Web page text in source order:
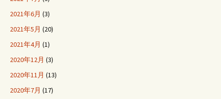
2021年6月 (3)
2021年5月 (20)
2021年4月 (1)
2020年12月 (3)
2020年11月 (13)
2020年7月 (17)